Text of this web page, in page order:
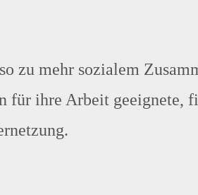
zu mehr sozialem
für ihre Arbeit geeignete,